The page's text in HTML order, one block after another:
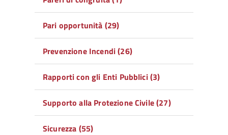
Pari opportunità (29)
Prevenzione Incendi (26)
Rapporti con gli Enti Pubblici (3)
Supporto alla Protezione Civile (27)
Sicurezza (55)